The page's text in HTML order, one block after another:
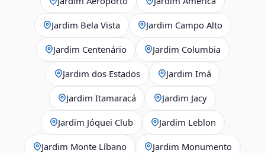
Jardim Bela Vista Jardim Campo Alto
Jardim Centenário Jardim Columbia
Jardim dos Estados Jardim Imá
Jardim Itamaracá Jardim Jacy
Jardim Jóquei Club Jardim Leblon
Jardim Monte Líbano Jardim Monumento